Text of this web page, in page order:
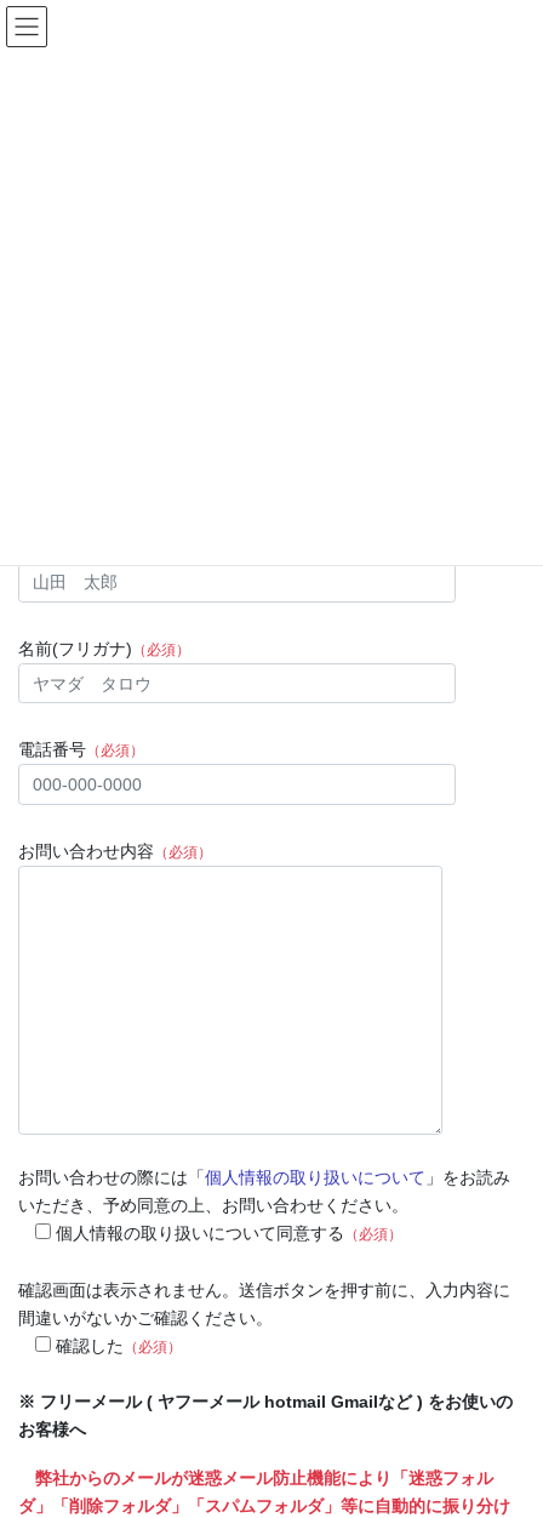
Skip
Skip
名前(フリガナ) （必須）
電話番号 （必須）
お問い合わせ内容 （必須）
お問い合わせの際には「個人情報の取り扱いについて 」をお読み
いただき、予め同意の上、お問い合わせください。
個人情報の取り扱いについて同意する
（必須）
確認画面は表示されません。送信ボタンを押す前に、入力内容に
間違いがないかご確認ください。
確認した （必須）
※ フリーメール ( ヤフーメール hotmail Gmailなど ) をお使いの
お客様へ
弊社からのメールが迷惑メール防止機能により「迷惑フォル
ダ」「削除フォルダ」「スパムフォルダ」等に自動的に振り分け